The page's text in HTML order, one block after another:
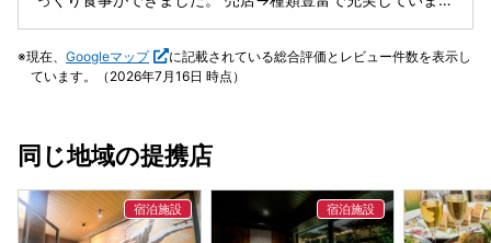
めながら入れる露天風呂やサウナも有り広々としています。
朝は地下の和風畳み風呂に入りました。 ホテルマンさんはす
光地で激戦区と思いますが長く営業するにはやはり「人」で
いました♪
現在、 Googleマップ
に記載されている総合評価とレビュー件数を表示し
ています。（2026年7月16日 時点）
同じ地域の提携店